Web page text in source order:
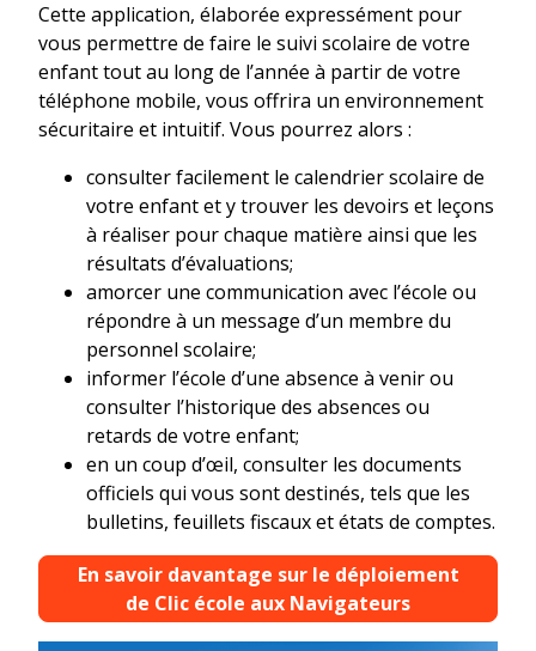
Cette application, élaborée expressément pour
vous permettre de faire le suivi scolaire de votre
enfant tout au long de l’année à partir de votre
téléphone mobile, vous offrira un environnement
sécuritaire et intuitif. Vous pourrez alors :
consulter facilement le calendrier scolaire de
votre enfant et y trouver les devoirs et leçons
à réaliser pour chaque matière ainsi que les
résultats d’évaluations;
amorcer une communication avec l’école ou
répondre à un message d’un membre du
personnel scolaire;
informer l’école d’une absence à venir ou
consulter l’historique des absences ou
retards de votre enfant;
en un coup d’œil, consulter les documents
officiels qui vous sont destinés, tels que les
bulletins, feuillets fiscaux et états de comptes.
En savoir davantage sur le déploiement
de Clic école aux Navigateurs